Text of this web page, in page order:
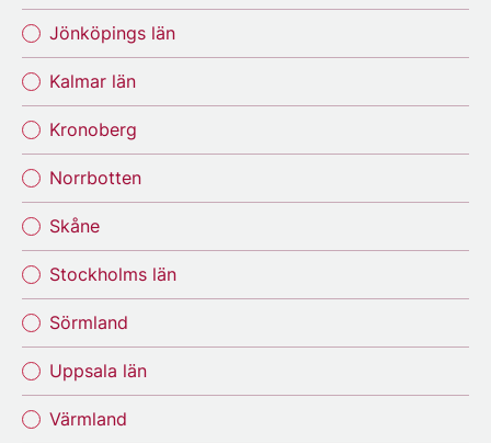
Jönköpings län
Kalmar län
Kronoberg
Norrbotten
Skåne
Stockholms län
Sörmland
Uppsala län
Värmland